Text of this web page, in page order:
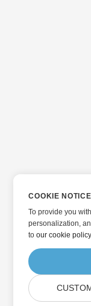
COOKIE NOTICE
To provide you
personalization,
toour cookie policy